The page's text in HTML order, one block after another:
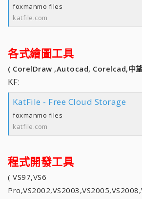
foxmanmo files
katfile.com
各式繪圖工具
( CorelDraw ,Autocad, Corelcad,中
KF:
KatFile - Free Cloud Storage
foxmanmo files
katfile.com
程式開發工具
( VS97,VS6